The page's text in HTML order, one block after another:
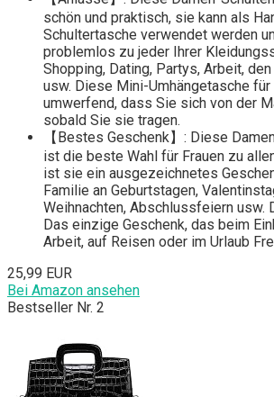
schön und praktisch, sie kann als
Schultertasche verwendet werden
problemlos zu jeder Ihrer
Shopping, Dating, Partys, Arbeit,
usw. Diese Mini-Umhängetasche
umwerfend, dass Sie sich von der
sobald Sie sie tragen.
【Bestes Geschenk】: Diese
ist die beste Wahl für Frauen zu
ist sie ein ausgezeichnetes
Familie an Geburtstagen,
Weihnachten, Abschlussfeiern usw.
Das einzige Geschenk, das beim
Arbeit, auf Reisen oder im Urlaub
25,99 EUR
Bei Amazon ansehen
Bestseller Nr. 2